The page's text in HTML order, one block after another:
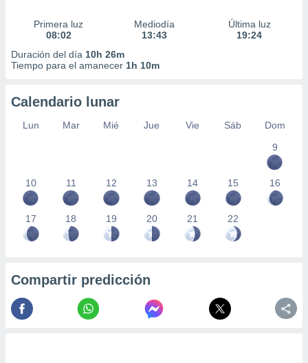
Primera luz
08:02
Mediodía
13:43
Última luz
19:24
Duración del día 10h 26m
Tiempo para el amanecer 1h 10m
Calendario lunar
Lun Mar Mié Jue Vie Sáb
Dom
9
10 11 12 13 14 15 16
17 18 19 20 21 22
Compartir predicción